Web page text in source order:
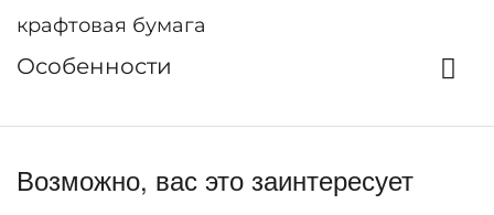
крафтовая бумага
Особенности
Возможно, вас это заинтересует